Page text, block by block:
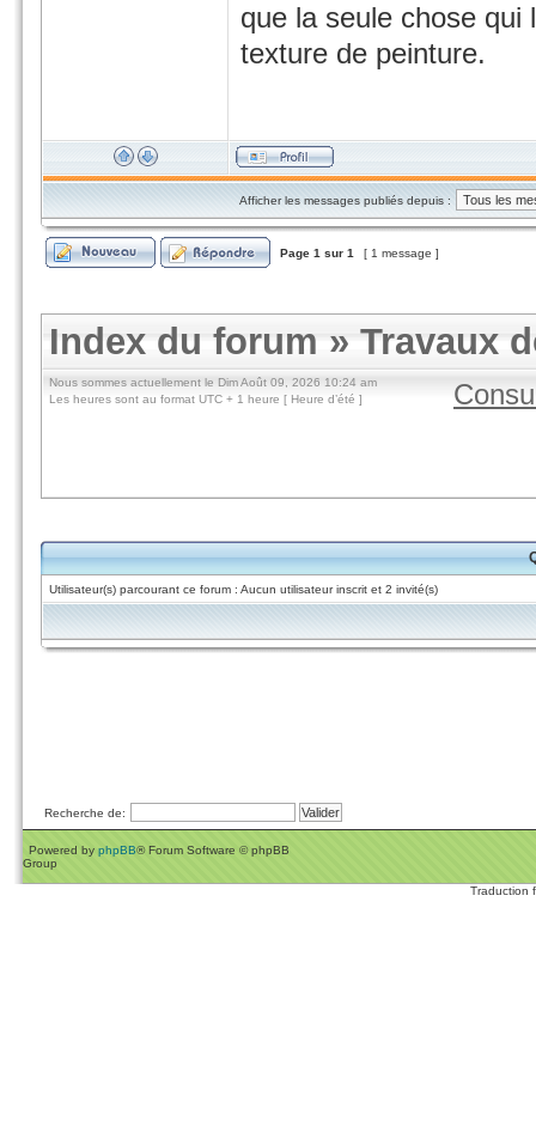
que la seule chose
texture de peinture.
Afficher les messages publiés depuis :
Page 1 sur 1 [ 1 message ]
Index du forum » Travaux
Nous sommes actuellement le Dim Août 09, 2026 10:24 am
Les heures sont au format UTC + 1 heure [ Heure d’été ]
Utilisateur(s) parcourant ce forum : Aucun utilisateur inscrit et 2 invité(s)
Recherche de:
Powered by phpBB® Forum Software © phpBB
Group
Traduction